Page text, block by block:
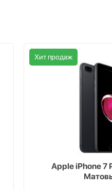
Хит продаж
Apple iPhone 7